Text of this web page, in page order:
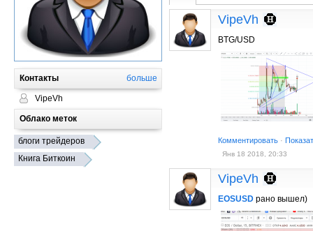
Контакты больше
VipeVh
Облако меток
блоги трейдеров
Книга Биткоин
VipeVh
BTG/USD
Комментировать ·
Янв 18 2018, 20:33
VipeVh
EOSUSD рано вышел)